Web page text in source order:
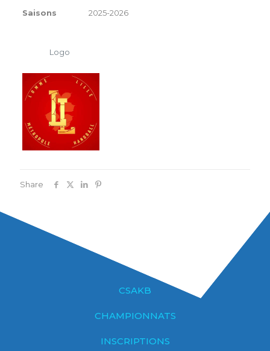
Saisons 2025-2026
Logo
Share
CSAKB
CHAMPIONNATS
INSCRIPTIONS